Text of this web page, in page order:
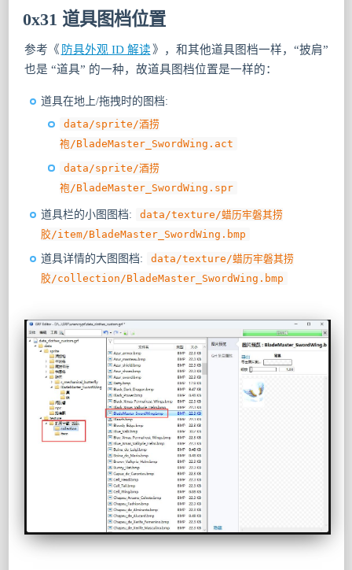
0x31 道具图档位置
参考《 防具外观 ID 解读 》，和其他道具图档一样，“披肩”
也是 “道具” 的一种，故道具图档位置是一样的：
道具在地上/拖拽时的图档:
data/sprite/酒捞
袍/BladeMaster_SwordWing.act
data/sprite/酒捞
袍/BladeMaster_SwordWing.spr
道具栏的小图图档:
data/texture/蜡历牢磐其捞
胶/item/BladeMaster_SwordWing.bmp
道具详情的大图图档:
data/texture/蜡历牢磐其捞
胶/collection/BladeMaster_SwordWing.bmp